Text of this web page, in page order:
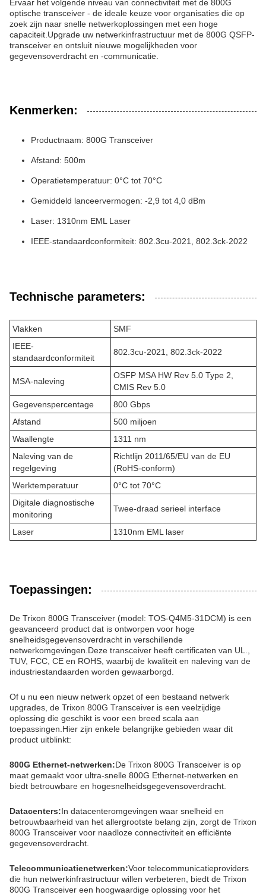
Ervaar het volgende niveau van connectiviteit met de 800G
optische transceiver - de ideale keuze voor organisaties die op
zoek zijn naar snelle netwerkoplossingen met een hoge
capaciteit.Upgrade uw netwerkinfrastructuur met de 800G QSFP-
transceiver en ontsluit nieuwe mogelijkheden voor
gegevensoverdracht en -communicatie.
Kenmerken:
Productnaam: 800G Transceiver
Afstand: 500m
Operatietemperatuur: 0°C tot 70°C
Gemiddeld lanceervermogen: -2,9 tot 4,0 dBm
Laser: 1310nm EML Laser
IEEE-standaardconformiteit: 802.3cu-2021, 802.3ck-2022
Technische parameters:
Vlakken
SMF
IEEE-
standaardconformiteit
802.3cu-2021, 802.3ck-2022
MSA-naleving
OSFP MSA HW Rev 5.0 Type 2,
CMIS Rev 5.0
Gegevenspercentage
800 Gbps
Afstand
500 miljoen
Waallengte
1311 nm
Naleving van de
regelgeving
Richtlijn 2011/65/EU van de EU
(RoHS-conform)
Werktemperatuur
0°C tot 70°C
Digitale diagnostische
monitoring
Twee-draad serieel interface
Laser 1310nm EML laser
Toepassingen:
De Trixon 800G Transceiver (model: TOS-Q4M5-31DCM) is een
geavanceerd product dat is ontworpen voor hoge
snelheidsgegevensoverdracht in verschillende
netwerkomgevingen.Deze transceiver heeft certificaten van UL.,
TUV, FCC, CE en ROHS, waarbij de kwaliteit en naleving van de
industriestandaarden worden gewaarborgd.
Of u nu een nieuw netwerk opzet of een bestaand netwerk
upgrades, de Trixon 800G Transceiver is een veelzijdige
oplossing die geschikt is voor een breed scala aan
toepassingen.Hier zijn enkele belangrijke gebieden waar dit
product uitblinkt:
800G Ethernet-netwerken:De Trixon 800G Transceiver is op
maat gemaakt voor ultra-snelle 800G Ethernet-netwerken en
biedt betrouwbare en hogesnelheidsgegevensoverdracht.
Datacenters:In datacenteromgevingen waar snelheid en
betrouwbaarheid van het allergrootste belang zijn, zorgt de Trixon
800G Transceiver voor naadloze connectiviteit en efficiënte
gegevensoverdracht.
Telecommunicatienetwerken:Voor telecommunicatieproviders
die hun netwerkinfrastructuur willen verbeteren, biedt de Trixon
800G Transceiver een hoogwaardige oplossing voor het